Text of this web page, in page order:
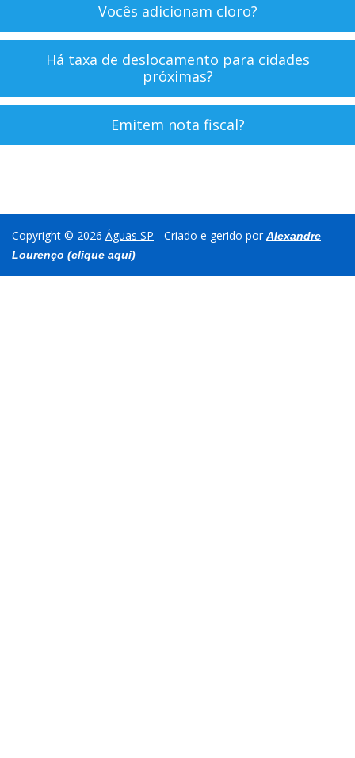
Vocês adicionam cloro?
Há taxa de deslocamento para cidades
próximas?
Emitem nota fiscal?
Copyright © 2026 Águas SP - Criado e gerido por Alexandre
Lourenço (clique aqui)